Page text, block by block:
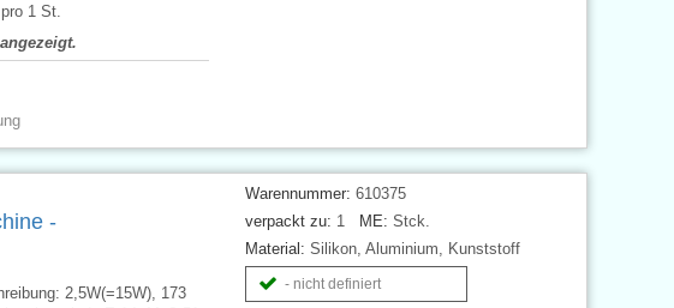
1 St.
Warennummer: 610375
verpackt zu: 1 ME: Stck.
Material: Silikon, Aluminium, Kunststoff
- nicht definiert
-
2,5W(=15W), 173